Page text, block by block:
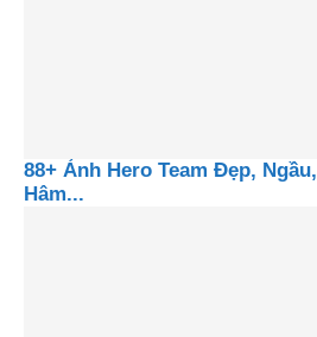
88+ Ảnh Hero Team Đẹp,
Hâm...